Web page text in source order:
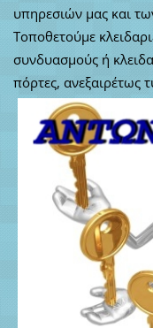
υπηρεσιών μας και
Τοποθετούμε
συνδυασμούς ή
πόρτες, ανεξαιρέτως